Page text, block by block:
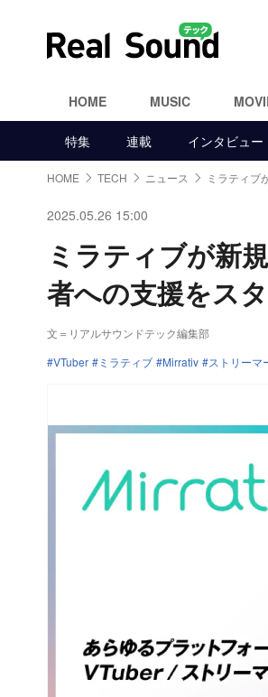
HOME MUSIC
特集 連載 インタビュー
HOME TECH ニュース ミラティブ
2025.05.26 15:00
ミラティブが新
者への支援をス
文＝リアルサウンドテック編集部
VTuber
ミラティブ Mirrativ ストリーマ